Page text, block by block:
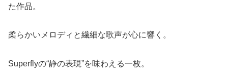
た作品。
柔らかいメロディと繊細な歌声が心に響く。
Superflyの“静の表現”を味わえる一枚。